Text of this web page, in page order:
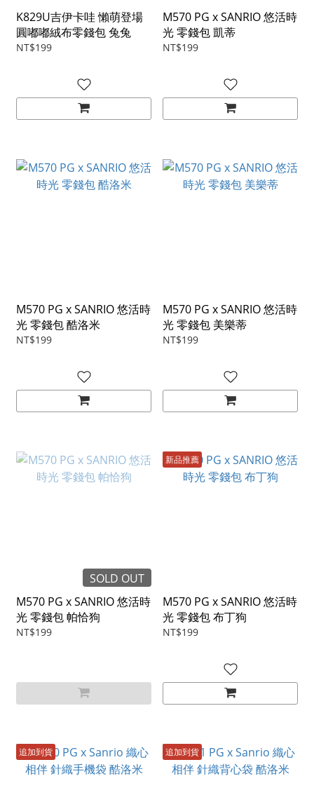
K829U吉伊卡哇 懶萌登場
圓嘟嘟絨布零錢包 兔兔
NT$199
M570 PG x SANRIO 悠活時
光 零錢包 凱蒂
NT$199
M570 PG x SANRIO 悠活時
光 零錢包 酷洛米
NT$199
M570 PG x SANRIO 悠活時
光 零錢包 美樂蒂
NT$199
SOLD OUT
M570 PG x SANRIO 悠活時
光 零錢包 帕恰狗
NT$199
新品推薦
M570 PG x SANRIO 悠活時
光 零錢包 布丁狗
NT$199
追加到貨 追加到貨